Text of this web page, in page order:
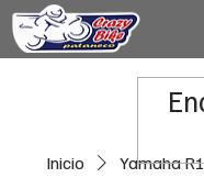
Inicio Yamaha